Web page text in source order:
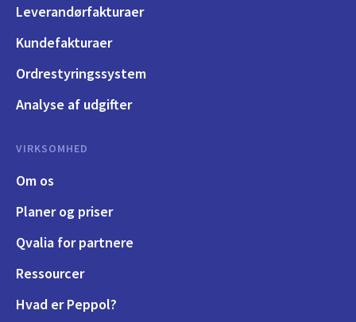
Leverandørfakturaer
Kundefakturaer
Ordrestyringssystem
Analyse af udgifter
VIRKSOMHED
Om os
Planer og priser
Qvalia for partnere
Ressourcer
Hvad er Peppol?